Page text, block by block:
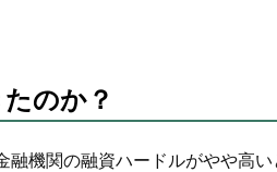
のか？
機関の融資ハードルがやや高い